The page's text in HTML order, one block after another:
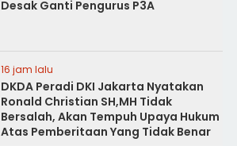
Desak Ganti Pengurus P3A
16 jam lalu
DKDA Peradi DKI Jakarta Nyatakan
Ronald Christian SH,MH Tidak
Bersalah, Akan Tempuh Upaya Hukum
Atas Pemberitaan Yang Tidak Benar